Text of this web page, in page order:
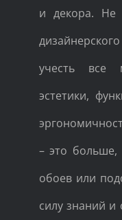
и декора. Не
учесть все
эстетики,
– это больше,
обоев или
силу знаний и